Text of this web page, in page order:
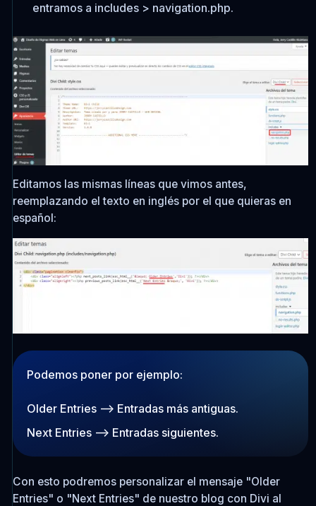
entramos a includes > navigation.php.
Editamos las mismas líneas que vimos antes,
reemplazando el texto en inglés por el que quieras en
español:
Podemos poner por ejemplo:
Older Entries--> Entradas más antiguas.
Next Entries--> Entradas siguientes.
Con esto podremos personalizar el mensaje "Older
Entries" o "Next Entries" de nuestro blog con Divi al